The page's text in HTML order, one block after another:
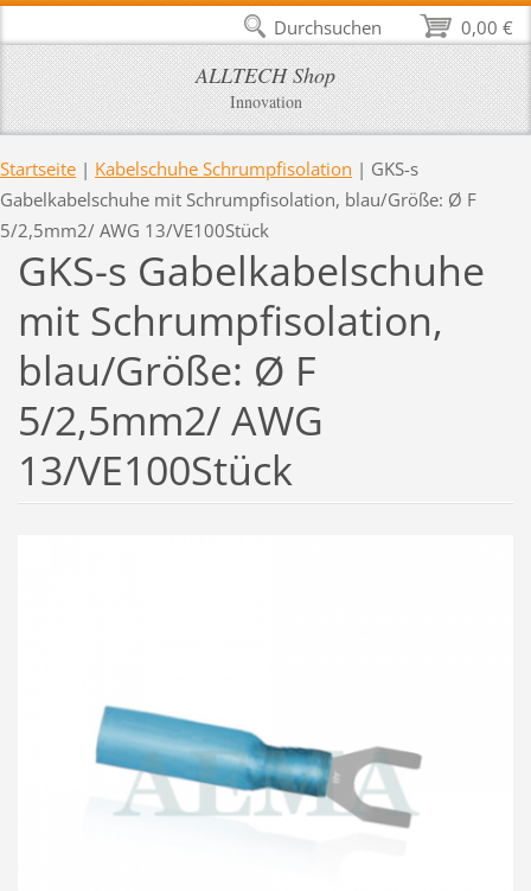
ALLTECH Shop
Innovation
Startseite | Kabelschuhe Schrumpfisolation | GKS-s
Gabelkabelschuhe mit Schrumpfisolation, blau/Größe: Ø F
5/2,5mm2/ AWG 13/VE100Stück
GKS-s Gabelkabelschuhe
mit Schrumpfisolation,
blau/Größe: Ø F
5/2,5mm2/ AWG
13/VE100Stück
0,00 €
Durchsuchen